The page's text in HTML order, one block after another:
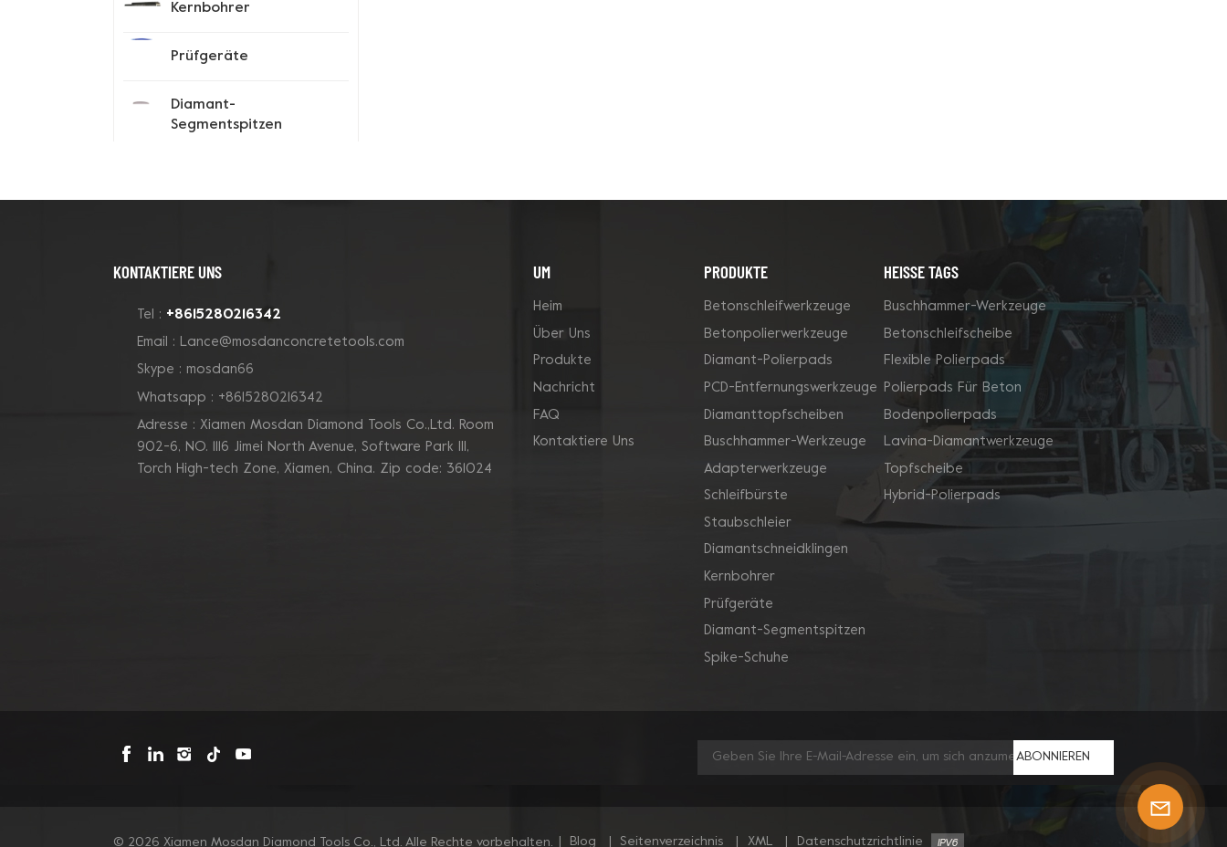
Kernbohrer
Prüfgeräte
Diamant-
Segmentspitzen
180-mm-Rohr-Grizzly-
Betontopfschleifscheibe
7-Zoll-10-V-Segment-
Diamanttopfscheibe
zum Schleifen von
Betonkanten
Eckkanten
KONTAKTIERE UNS
Tel : +8615280216342
Email : Lance@mosdanconcretetools.com
Skype : mosdan66
Whatsapp : +8615280216342
Adresse : Xiamen Mosdan Diamond Tools Co.,Ltd. Room
902-6, NO. 1116 Jimei North Avenue, Software Park Ill,
Torch High-tech Zone, Xiamen, China. Zip code: 361024
UM
Heim
Über Uns
Produkte
Nachricht
FAQ
Kontaktiere Uns
PRODUKTE
Betonschleifwerkzeuge
Betonpolierwerkzeuge
Diamant-Polierpads
PCD-Entfernungswerkzeuge
Diamanttopfscheiben
Buschhammer-Werkzeuge
Adapterwerkzeuge
Schleifbürste
Staubschleier
Diamantschneidklingen
Kernbohrer
Prüfgeräte
Diamant-Segmentspitzen
Spike-Schuhe
HEISSE TAGS
Buschhammer-Werkzeuge
Betonschleifscheibe
Flexible Polierpads
Polierpads Für Beton
Bodenpolierpads
Lavina-Diamantwerkzeuge
Topfscheibe
Hybrid-Polierpads
ABONNIEREN
© 2026 Xiamen Mosdan Diamond Tools Co., Ltd. Alle Rechte vorbehalten. Blog Seitenverzeichnis XML Datenschutzrichtlinie